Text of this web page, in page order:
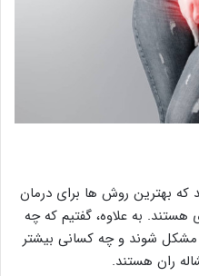
که بهترین روش ها برای درمان
هستند. به علاوه، گفتیم که چه
مشکل شوند و چه کسانی بیشتر
ران هستند.